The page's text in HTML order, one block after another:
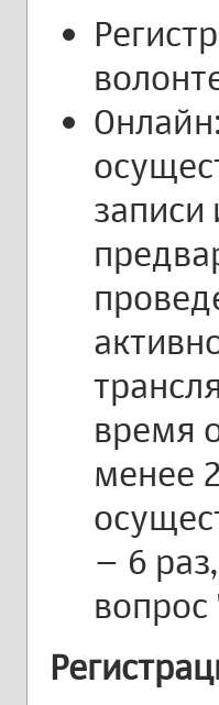
время
менее
– 6
вопрос